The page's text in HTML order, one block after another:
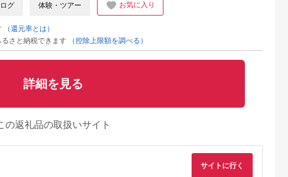
グ 体験・ツアー お気に入り
（還元率とは）
さと納税できます
（控除上限額を調べる）
詳細を見る
の返礼品の取扱いサイト
サイトに行く